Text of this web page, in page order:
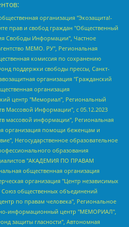
ограниченной ответственностью "Вега 2021", Общество с ограниченной ответственностью "Главный редактор 2021", Общество с ограниченной ответственностью "Ромашки монолит", Важенков Артем Валерьевич, Ивановская областная общественная организация "Центр гендерных исследований", Гурман Юрий Альбертович, Медиапроект "ОВД-Инфо", Егоров Владимир Владимирович, Жилинский Владимир Александрович, Общество с ограниченной ответственностью "ЗП", Иванова София Юрьевна, Карезина Инна Павловна, Кильтау Екатерина Викторовна, Петров Алексей Викторович, Пискунов Сергей Евгеньевич, Смирнов Сергей Сергеевич, Тихонов Михаил Сергеевич, Общество с ограниченной ответственностью "ЖУРНАЛИСТ-ИНОСТРАННЫЙ АГЕНТ", Арапова Галина Юрьевна, Вольтская Татьяна Анатольевна, Американская компания "Mason G.E.S. Anonymous Foundation" (США), являющаяся владельцем интернет-издания https://mnews.world/, Компания "Stichting Bellingcat", зарегистрированная в Нидерландах (дата регистрации 11.07.2018), Захаров Андрей Вячеславович, Клепиковская Екатерина Дмитриевна, Общество с ограниченной ответственностью "МЕМО", Перл Роман Александрович, Симонов Евгений Алексеевич, Соловьева Елена Анатольевна, Сотников Даниил Владимирович, Сурначева Елизавета Дмитриевна, Автономная некоммерческая организация по защите прав человека и информированию населения "Якутия – Наше Мнение", Общество с ограниченной ответственностью "Москоу диджитал медиа", с 26.01.2023 Общество с ограниченной ответственностью "Чайка Белые сады", Ветошкина Валерия Валерьевна, Заговора Максим Александрович, Межрегиональное общественное движение "Российская ЛГБТ - сеть", Оленичев Максим Владимирович, Павлов Иван Юрьевич, Скворцова Елена Сергеевна, Общество с ограниченной ответственностью "Как бы инагент", Кочетков Игорь Викторович, Общество с ограниченной ответственностью "Честные выборы", Еланчик Олег Александрович, Общество с ограниченной ответственностью "Нобелевский призыв", Гималова Регина Эмилевна, Григорьев Андрей Валерьевич, Григорьева Алина Александровна, Ассоциация по содействию защите прав призывников, альтернативнослужащих и военнослужащих "Правозащитная группа "Гражданин.Армия.Право", Хисамова Регина Фаритовна, Автономная некоммерческая организация по реализации социально-правовых программ "Лилит", Дальневосточное общественное движение "Маяк", Санкт-Петербургская ЛГБТ-инициативная группа "Выход", Инициативная группа ЛГБТ+ "Реверс", Алексеев Андрей Викторович, Бекбулатова Таисия Львовна, Беляев Иван Михайлович, Владыкина Елена Сергеевна, Гельман Марат Александрович, Никульшина Вероника Юрьевна, Толоконникова Надежда Андреевна, Шендерович Виктор Анатольевич, Общество с ограниченной ответственностью "Данное сообщение", Общество с ограниченной ответственностью Издательский дом "Новая глава", Айнбиндер Александра Александровна, Московский комьюнити-центр для ЛГБТ+инициатив, Благотворительный фонд развития филантропии, Deutsche Welle (Германия, Kurt-Schumacher-Strasse 3, 53113 Bonn), Борзунова Мария Михайловна, Воробьев Виктор Викторович, Голубева Анна Львовна, Константинова Алла Михайловна, Малкова Ирина Владимировна, Мурадов Мурад Абдулгалимович, Осетинская Елизавета Николаевна, Понасенков Евгений Николаевич, Ганапольский Матвей Юрьевич, Киселев Евгений Алексеевич, Борухович Ирина Григорьевна, Дремин Иван Тимофеевич, Дубровский Дмитрий Викторович, Красноярская региональная общественная организация поддержки и развития альтернативных образовательных технологий и межкультурных коммуникаций "ИНТЕРРА", Маяковская Екатерина Алексеевна, Фейгин Марк Захарович, Филимонов Андрей Викторович, Дзугкоева Регина Николаевна, Доброхотов Роман Александрович, Дудь Юрий Александрович, Елкин Сергей Владимирович, Кругликов Кирилл Игоревич, Сабунаева Мария Леонидовна, Семенов Алексей Владимирович, Шаинян Карен Багратович, Шульман Екатерина Михайловна, Асафьев Артур Валерьевич, Вахштайн Виктор Семенович, Венедиктов Алексей Алексеевич, Лушникова Екатерина Евгеньевна, Волков Леонид Михайлович, Невзоров Александр Глебович, Пархоменко Сергей Борисович, Сироткин Ярослав Николаевич, Кара-Мурза Владимир Владимирович, Баранова Наталья Владимировна, Гозман Леонид Яковлевич, Кагарлицкий Борис Юльевич, Климарев Михаил Валерьевич, Милов Владимир Станиславович, Автономная некоммерческая организация Краснодарский центр современного искусства "Типография", Моргенштерн Алишер Тагирович, Соболь Любовь Эдуардовна, Общество с ограниченной ответственностью "ЛИЗА НОРМ", Каспаров Гарри Кимович, Ходорковский Михаил Борисович, Общество с ограниченной ответственностью "Апрельские тезисы", Данилович Ирина Брониславовна, Кашин Олег Владимирович, Петров Николай Владимирович, Пивоваров Алексей Владимирович, Соколов Михаил Владимирович, Цветкова Юлия Владимировна, Чичваркин Евгений Александрович, Комитет против пыток/Команда против пыток, Общество с ограниченной ответственностью "Первый научный", Общество с ограниченной ответственностью "Вертолет и ко", Белоцерковская Вероника Борисовна, Кац Максим Евгеньевич, Лазарева Татьяна Юрьевна, Шаведдинов Руслан Табризович, Яшин Илья Валерьевич, Общество с ограниченной ответственностью "Иноагент ААВ", Алешковский Дмитрий Петрович, Альбац Евгения Марковна, Быков Дмитрий Львович, Галямина Юлия Евгеньевна, Лойко Сергей Леонидович, Мартынов Кирилл Константинович, Медведев Сергей Александрович, Крашенинников Федор Геннадиевич, Гордеева Катерина Вл